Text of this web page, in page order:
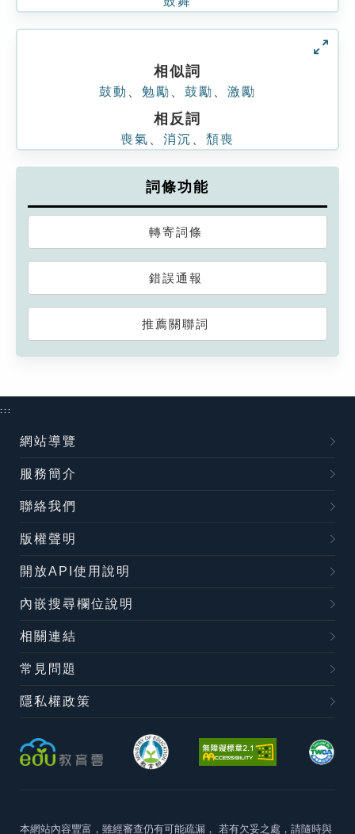
相似詞
鼓動 勉勵 鼓勵 激勵
相反詞
喪氣 消沉 頹喪
詞條功能
轉寄詞條
錯誤通報
推薦關聯詞
:::
網站導覽
服務簡介
聯絡我們
版權聲明
開放API使用說明
內嵌搜尋欄位說明
相關連結
常見問題
隱私權政策
本網站內容豐富，雖經審查仍有可能疏漏， 若有欠妥之處，請隨時與